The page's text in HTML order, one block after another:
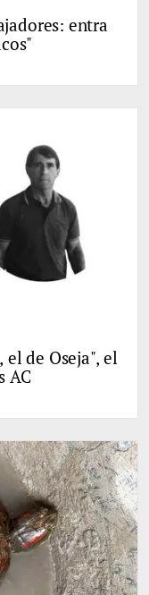
entra
el de Oseja", el
AC